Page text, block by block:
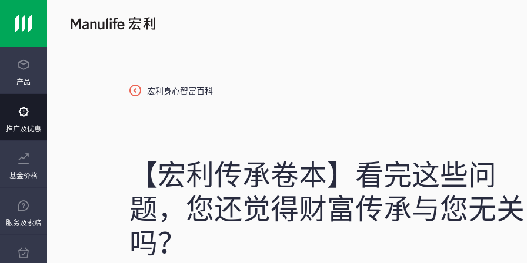
产品
推广及优惠
基金价格
服务及索赔
宏利身心智富百科
【宏利传承卷本】看完这些问
题，您还觉得财富传承与您无关
吗？